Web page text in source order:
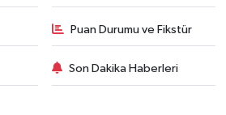
Puan Durumu ve Fikstür
Son Dakika Haberleri